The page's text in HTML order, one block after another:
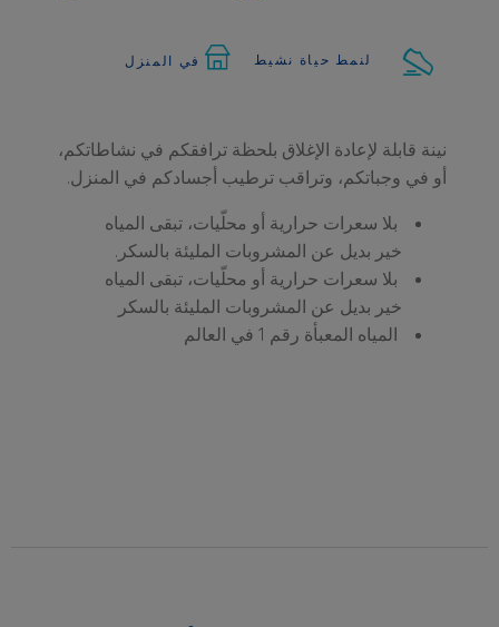
لنمط حياة نشيط في المنزل
نينة قابلة لإعادة الإغلاق بلحظة ترافقكم في نشاطاتكم،
أو في وجباتكم، وتراقب ترطيب أجسادكم في المنزل.
بلا سعرات حرارية أو محلّيات، تبقى المياه
خير بديل عن المشروبات المليئة بالسكر.
بلا سعرات حرارية أو محلّيات، تبقى المياه
خير بديل عن المشروبات المليئة بالسكر
المياه المعبأة رقم 1 في العالم